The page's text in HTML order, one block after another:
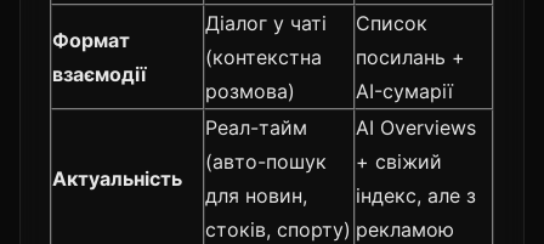
Формат
взаємодії
Діалог у чаті
(контекстна
розмова)
Список
посилань +
AI-сумарії
Актуальність
Реал-тайм
(авто-пошук
для новин,
стоків, спорту)
AI Overviews
+ свіжий
індекс, але з
рекламою